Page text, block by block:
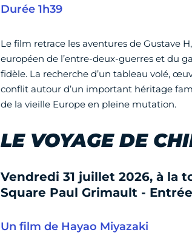
Durée 1h39
Le film retrace les aventures de Gustave
européen de l’entre-deux-guerres et du
fidèle. La recherche d’un tableau volé,
conflit autour d’un important héritage
de la vieille Europe en pleine mutation.
LE VOYAGE DE
Vendredi 31 juillet 2026, à la
Square Paul Grimault -
Un film de Hayao Miyazaki